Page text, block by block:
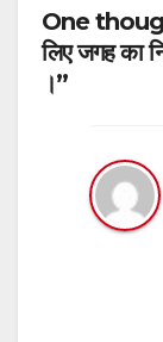
One
लिए जगह का
।”